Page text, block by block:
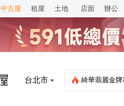
中古屋 租屋 土地 店面 辦公
台北市 文山龍爵金牌